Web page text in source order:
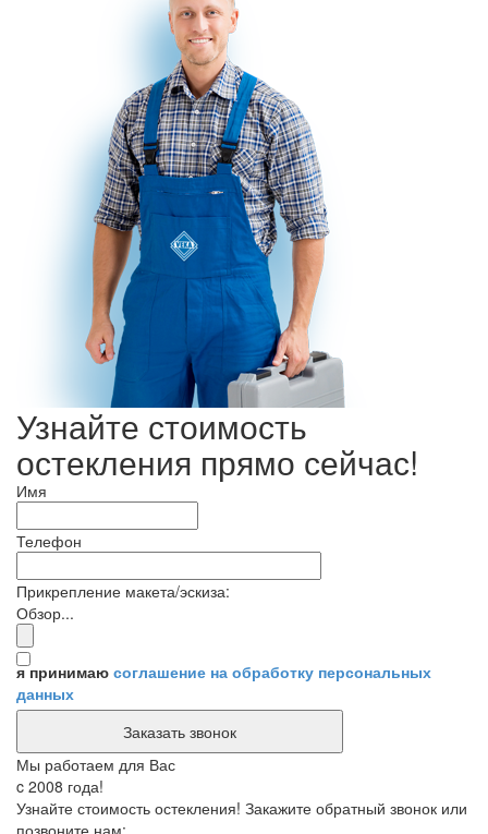
Узнайте стоимость
остекления прямо сейчас!
Имя
Телефон
Прикрепление макета/эскиза:
Обзор...
я принимаю соглашение на обработку персональных
данных
Мы работаем для Вас
c 2008 года!
Узнайте стоимость остекления! Закажите обратный звонок или
позвоните нам: